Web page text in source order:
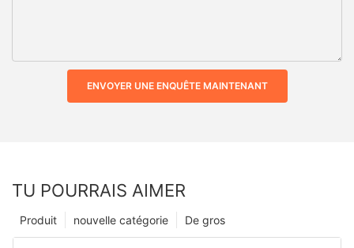
ENVOYER UNE ENQUÊTE MAINTENANT
TU POURRAIS AIMER
De gros
nouvelle catégorie
Produit